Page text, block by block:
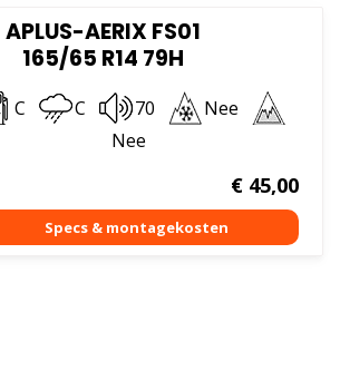
APLUS-AERIX FS01
165/65 R14 79H
C C 70
Nee
Nee
€45,00